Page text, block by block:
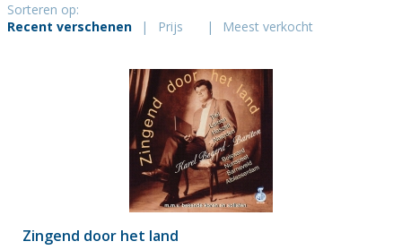
Zangvereniging
Sorteren op:
Recent verschenen
| Prijs | Meest verkocht
Zingend door het land